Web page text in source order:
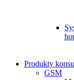
Produkty
GSM